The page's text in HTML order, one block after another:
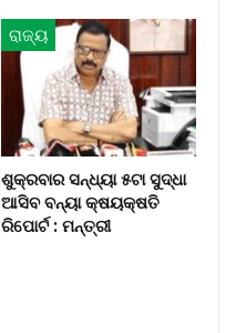
ରାଜ୍ୟ
ଶୁକ୍ରବାର ସନ୍ଧ୍ୟା ୫ଟା ସୁଦ୍ଧା
ଆସିବ ବନ୍ୟା କ୍ଷୟକ୍ଷତି
ରିପୋର୍ଟ : ମନ୍ତ୍ରୀ